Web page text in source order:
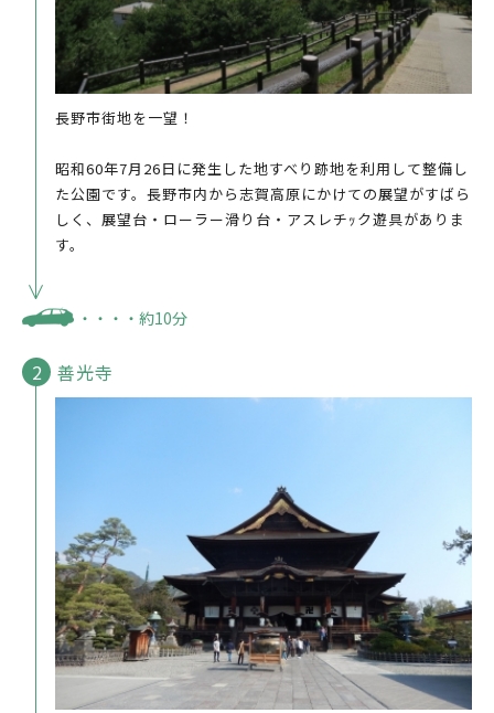
長野市街地を一望！
昭和60年7月26日に発生した地すべり跡地を利用して整備し
た公園です。長野市内から志賀高原にかけての展望がすばら
しく、展望台・ローラー滑り台・アスレチｯク遊具がありま
す。
・・・・約10分
善光寺